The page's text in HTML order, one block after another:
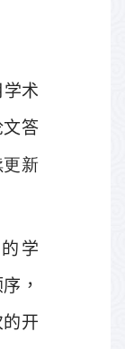
学术
答
更新
学
，
开